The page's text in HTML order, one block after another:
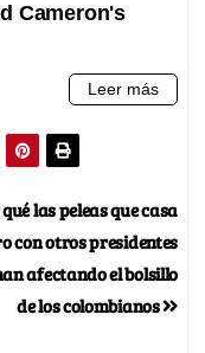
las peleas que casa
con otros presidentes
afectando el bolsillo
de los colombianos